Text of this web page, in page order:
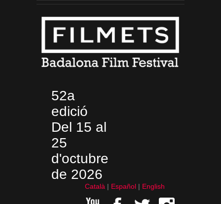
52a
edició
Del 15 al
25
d'octubre
de 2026
Català Español English